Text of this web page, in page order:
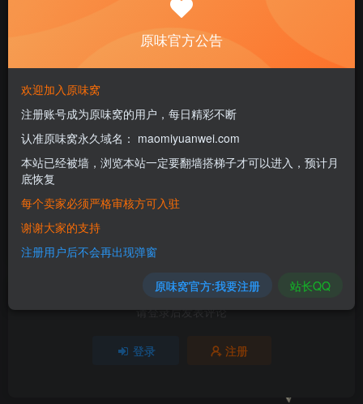
登录后继续查看
1
请登录后发表评论
登录 注册
原味官方公告
欢迎加入原味窝
注册账号成为原味窝的用户，每日精彩不断
认准原味窝永久域名： maomiyuanwei.com
本站已经被墙，浏览本站一定要翻墙搭梯子才可以进入，预计月
底恢复
每个卖家必须严格审核方可入驻
谢谢大家的支持
注册用户后不会再出现弹窗
原味窝官方:我要注册 站长QQ